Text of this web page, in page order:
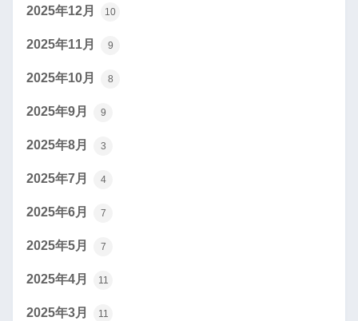
2025年12月 10
2025年11月 9
2025年10月 8
2025年9月 9
2025年8月 3
2025年7月 4
2025年6月 7
2025年5月 7
2025年4月 11
2025年3月 11